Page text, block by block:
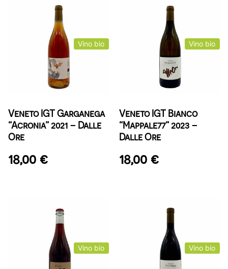
Vino bio
Veneto IGT Garganega
“Acronia” 2021 – Dalle
Ore
18,00 €
Vino bio
Veneto IGT Bianco
“Mappale77” 2023 –
Dalle Ore
18,00 €
Vino bio Vino bio